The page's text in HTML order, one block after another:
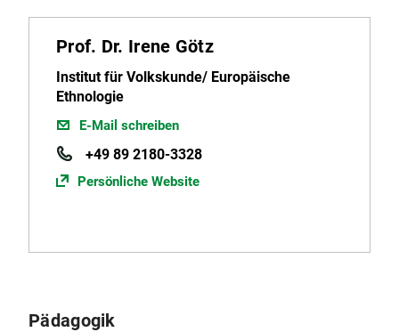
Prof. Dr. Irene Götz
Institut für Volkskunde/ Europäische
Ethnologie
E-Mail schreiben
+49 89 2180-3328
Persönliche Website
Pädagogik